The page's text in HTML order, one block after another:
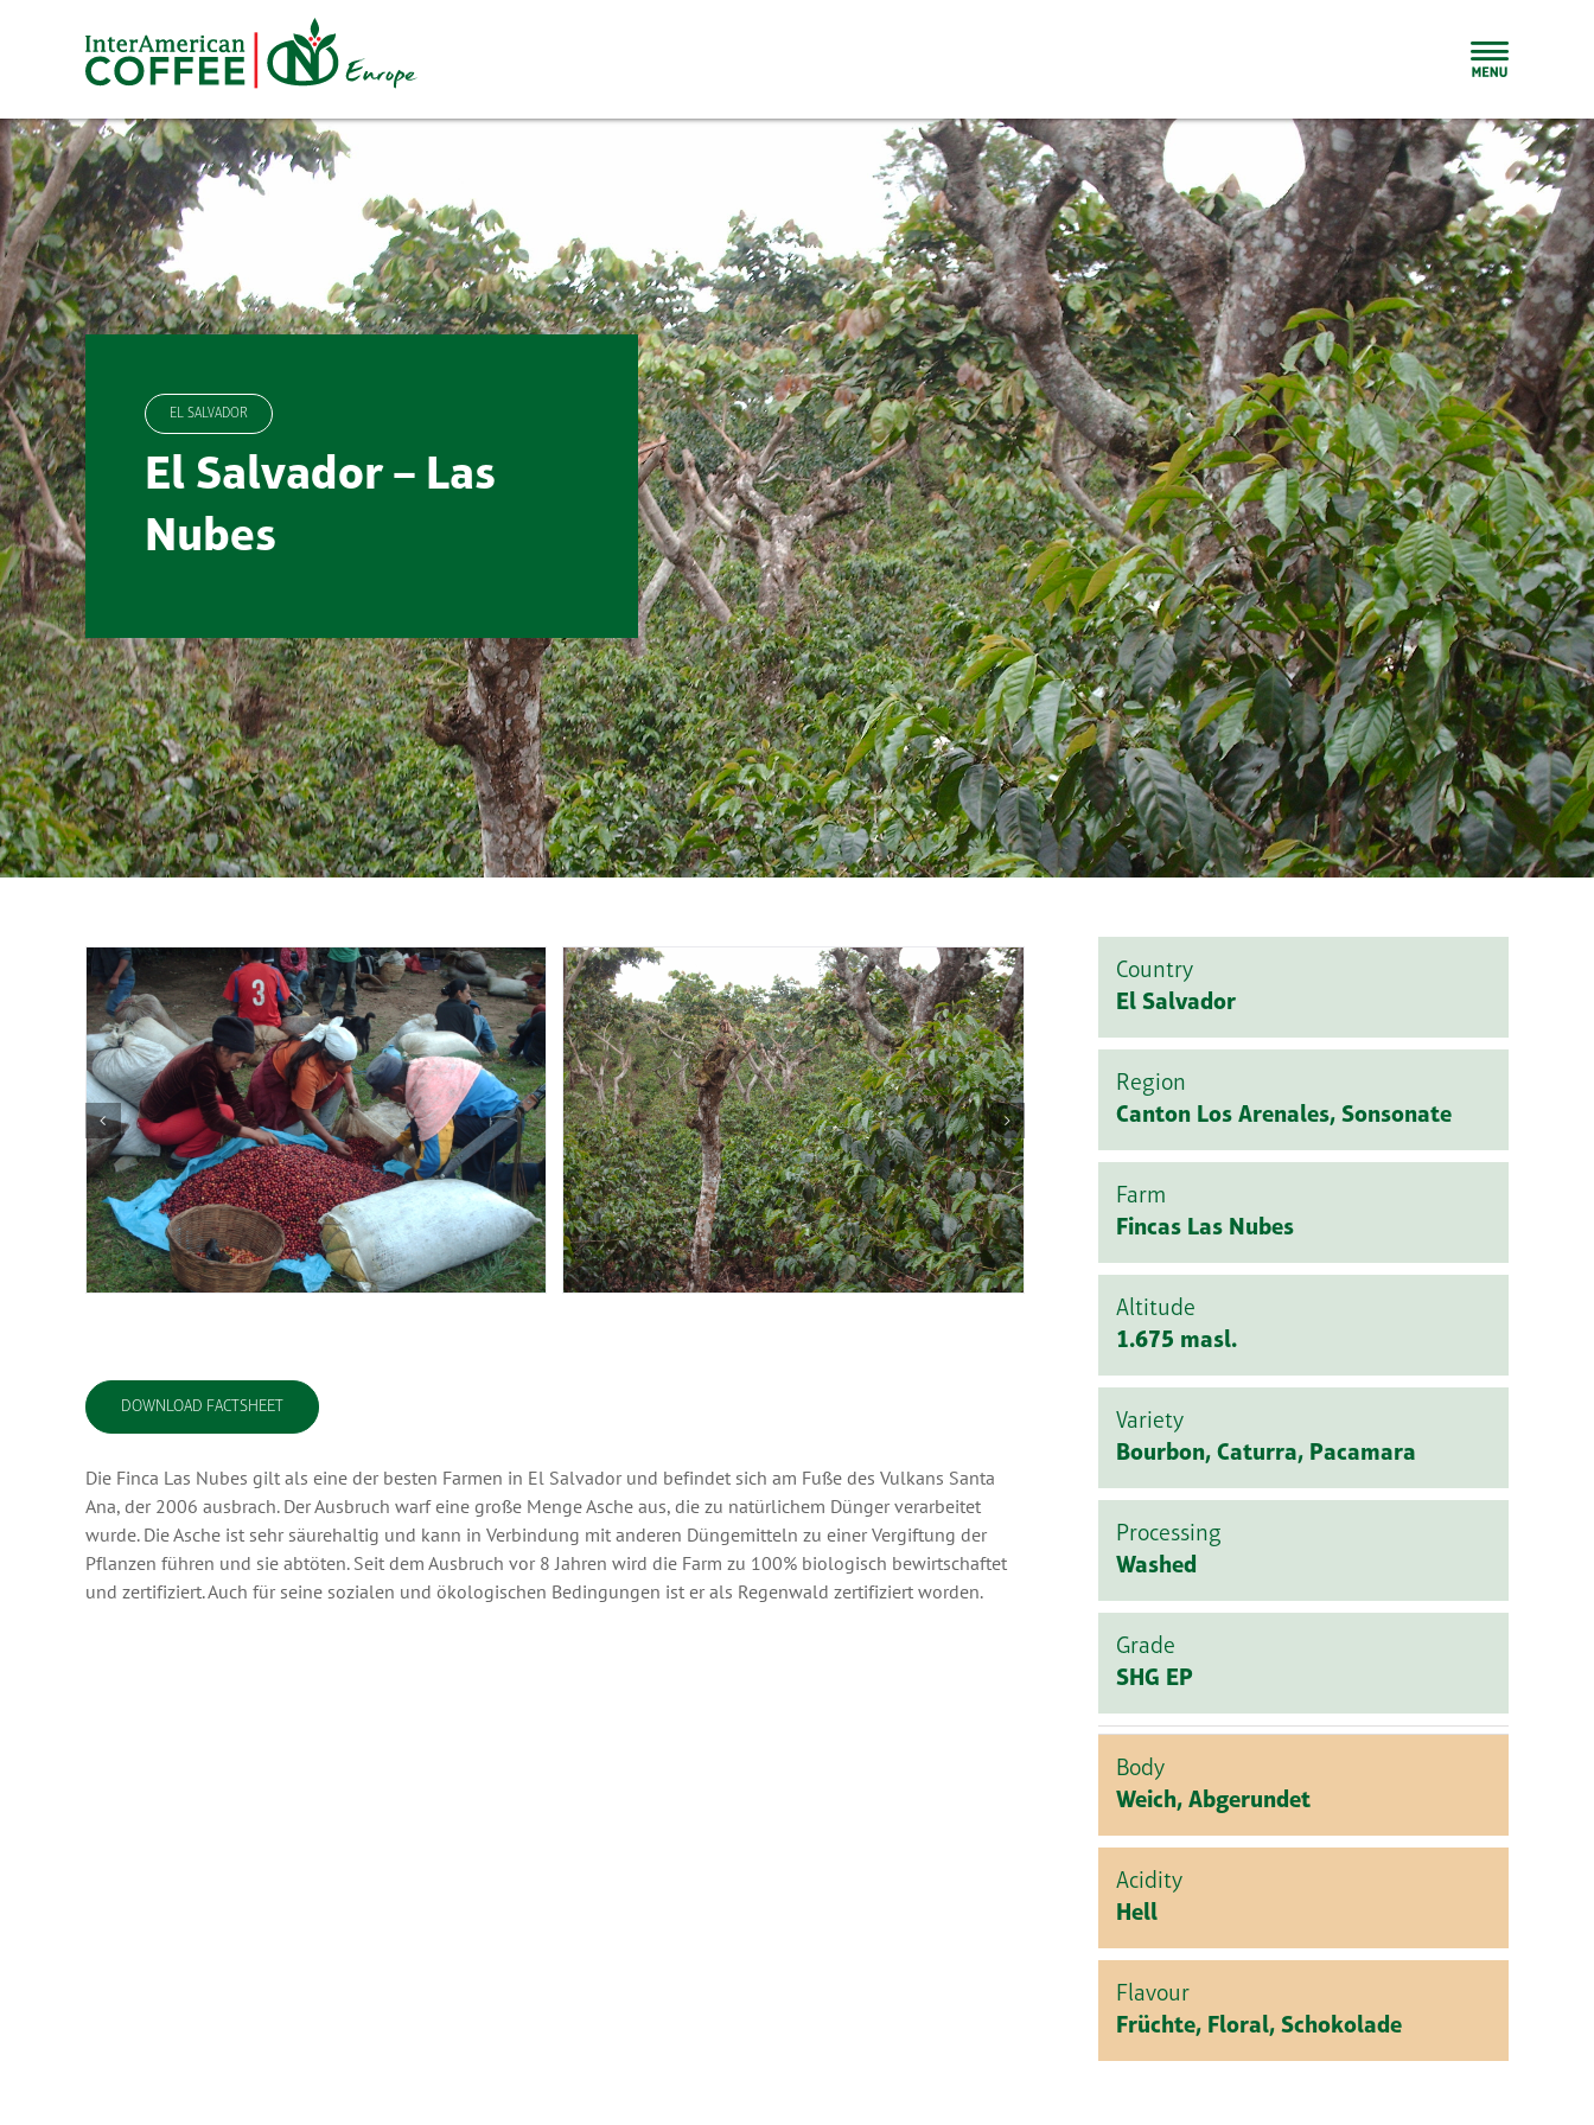
EL SALVADOR
El Salvador – Las
Nubes
DOWNLOAD FACTSHEET
Die Finca Las Nubes gilt als eine der besten Farmen in El Salvador und befindet sich am Fuße des Vulkans Santa
Ana, der 2006 ausbrach. Der Ausbruch warf eine große Menge Asche aus, die zu natürlichem Dünger verarbeitet
wurde. Die Asche ist sehr säurehaltig und kann in Verbindung mit anderen Düngemitteln zu einer Vergiftung der
Pflanzen führen und sie abtöten. Seit dem Ausbruch vor 8 Jahren wird die Farm zu 100% biologisch bewirtschaftet
und zertifiziert. Auch für seine sozialen und ökologischen Bedingungen ist er als Regenwald zertifiziert worden.
Country
El Salvador
Region
Canton Los Arenales, Sonsonate
Farm
Fincas Las Nubes
Altitude
1.675 masl.
Variety
Bourbon, Caturra, Pacamara
Processing
Washed
Grade
SHG EP
Body
Weich, Abgerundet
Acidity
Hell
Flavour
Früchte, Floral, Schokolade